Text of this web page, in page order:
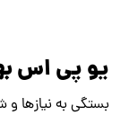
یو پی اس